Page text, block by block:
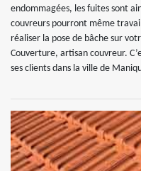
endommagées, les fuites sont
couvreurs pourront même
réaliser la pose de bâche sur
Couverture, artisan couvreur.
ses clients dans la ville de